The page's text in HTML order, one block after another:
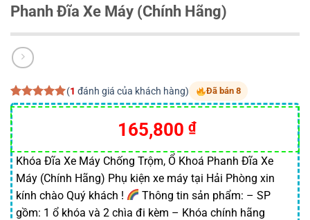
Phanh Đĩa Xe Máy (Chính Hãng)
5.00trên 5
dựa trên
1
đánh giá
(1 đánh giá của khách hàng) Đã bán 8
165,800 ₫
Khóa Đĩa Xe Máy Chống Trộm, Ổ Khoá Phanh Đĩa Xe
Máy (Chính Hãng) Phụ kiện xe máy tại Hải Phòng xin
kính chào Quý khách !
Thông tin sản phẩm: – SP
gồm: 1 ổ khóa và 2 chìa đi kèm – Khóa chính hãng